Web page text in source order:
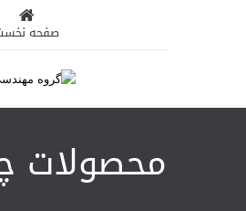
صفحه
محصولات